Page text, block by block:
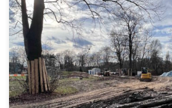
Die „Mehrgenerationengerechte
Pelikan“ schreitet weiter voran. Da wo vor
große Grube war, in die die Zisterne für die
Regenwassers versenkt wurde, ist der
weitgehend geschlossen. Vor dem
sich das Rund der zukünftigen Terrasse